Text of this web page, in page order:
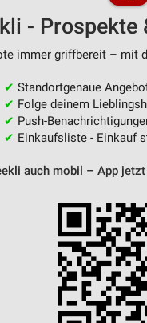
- Prospekte
immer griffbereit – mit
✔ Standortgenaue
✔ Folge deinem
✔ Push-
✔ Einkaufsliste - Einkauf
auch mobil – App jetzt
Kombinationen von Daten
Inhalten
identifizieren